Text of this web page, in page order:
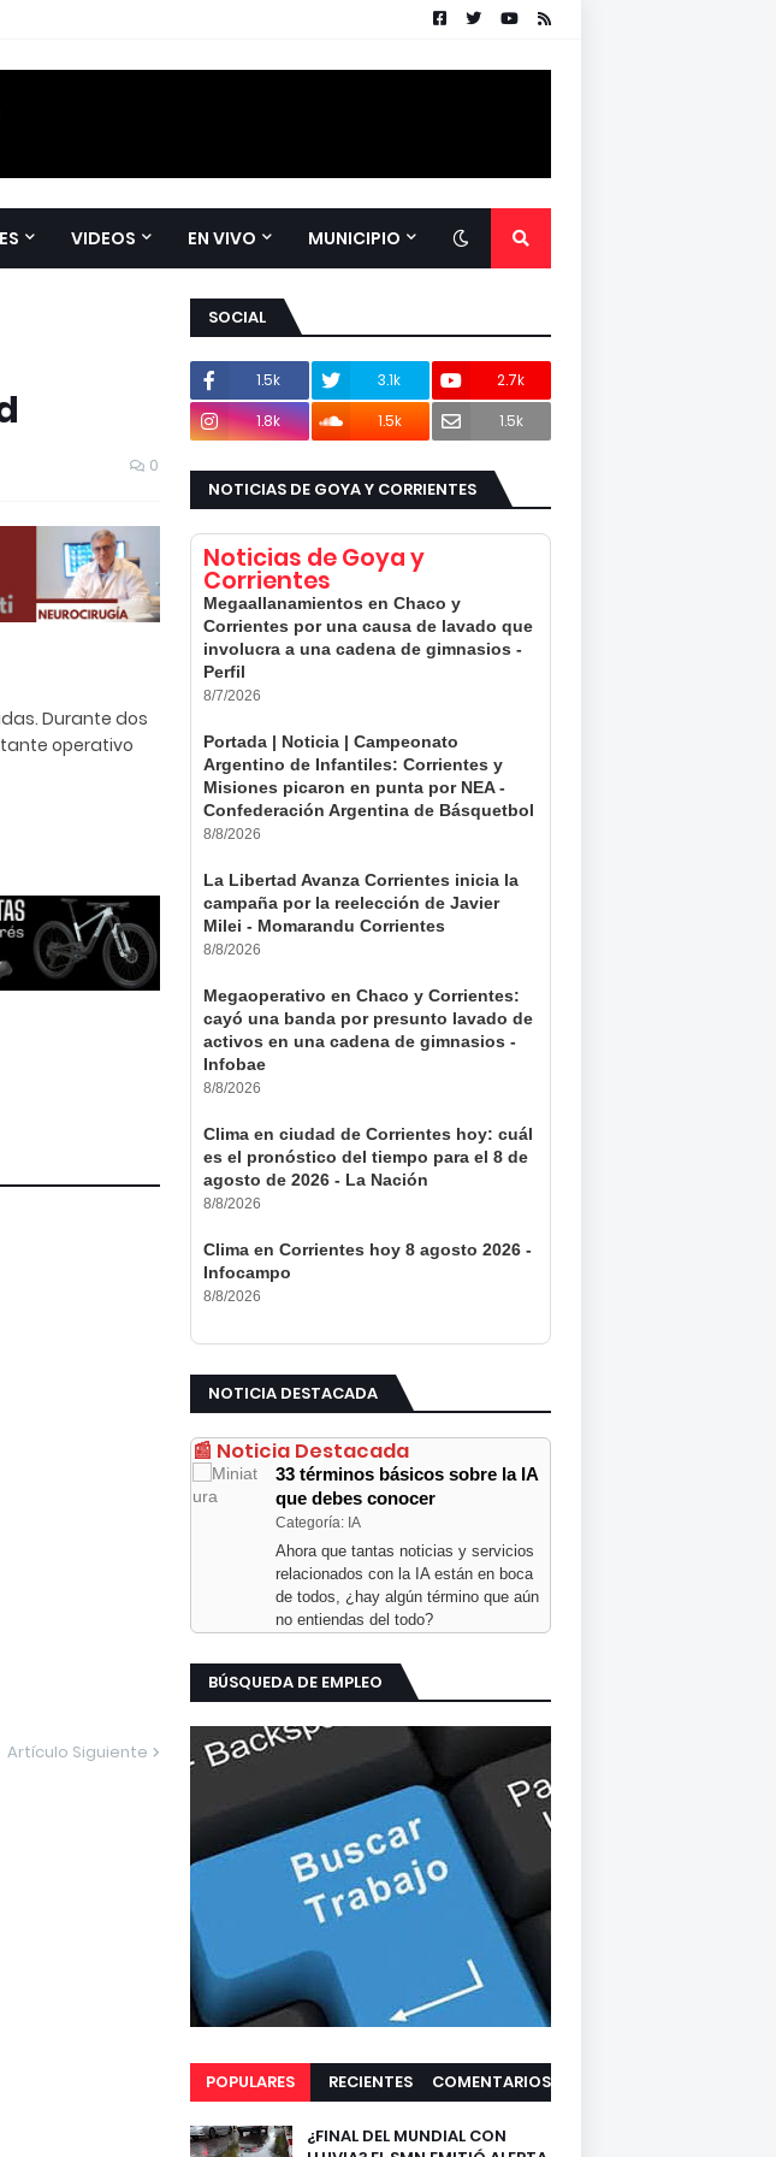
VIDEOS EN VIVO MUNICIPIO
0
Durante dos
operativo
Artículo Siguiente
SOCIAL
1.5k 3.1k
2.7k
1.8k
1.5k 1.5k
NOTICIAS DE GOYA Y CORRIENTES
Noticias de Goya y
Corrientes
Megaallanamientos en Chaco y
Corrientes por una causa de lavado que
involucra a una cadena de gimnasios -
Perfil
8/7/2026
Portada | Noticia | Campeonato
Argentino de Infantiles: Corrientes y
Misiones picaron en punta por NEA -
Confederación Argentina de Básquetbol
8/8/2026
La Libertad Avanza Corrientes inicia la
campaña por la reelección de Javier
Milei - Momarandu Corrientes
8/8/2026
Megaoperativo en Chaco y Corrientes:
cayó una banda por presunto lavado de
activos en una cadena de gimnasios -
Infobae
8/8/2026
Clima en ciudad de Corrientes hoy: cuál
es el pronóstico del tiempo para el 8 de
agosto de 2026 - La Nación
8/8/2026
Clima en Corrientes hoy 8 agosto 2026 -
Infocampo
8/8/2026
NOTICIA DESTACADA
📰 Noticia Destacada
33 términos básicos sobre la IA
que debes conocer
Categoría: IA
Ahora que tantas noticias y servicios
relacionados con la IA están en boca
de todos, ¿hay algún término que aún
no entiendas del todo?
BÚSQUEDA DE EMPLEO
POPULARES RECIENTES COMENTARIOS
¿FINAL DEL MUNDIAL CON